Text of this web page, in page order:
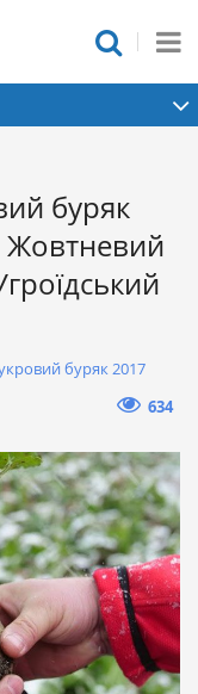
буряк
Жовтневий
буряк 2017
634